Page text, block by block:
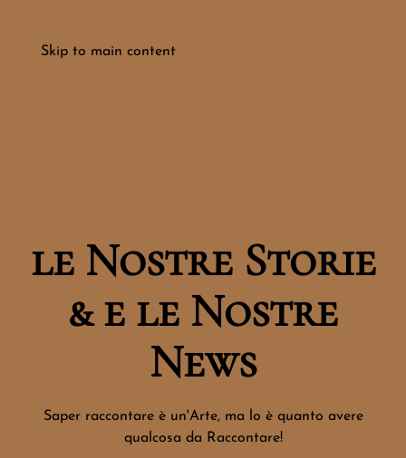
Skip to main content
le Nostre Storie
& e le Nostre
News
Saper raccontare è un'Arte, ma lo è quanto avere
qualcosa da Raccontare!